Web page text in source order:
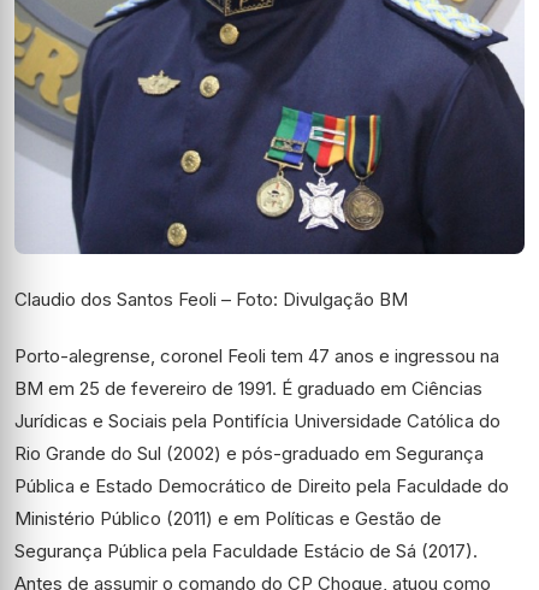
Claudio dos Santos Feoli – Foto: Divulgação BM
Porto-alegrense, coronel Feoli tem 47 anos e ingressou na
BM em 25 de fevereiro de 1991. É graduado em Ciências
Jurídicas e Sociais pela Pontifícia Universidade Católica do
Rio Grande do Sul (2002) e pós-graduado em Segurança
Pública e Estado Democrático de Direito pela Faculdade do
Ministério Público (2011) e em Políticas e Gestão de
Segurança Pública pela Faculdade Estácio de Sá (2017).
Antes de assumir o comando do CP Choque, atuou como